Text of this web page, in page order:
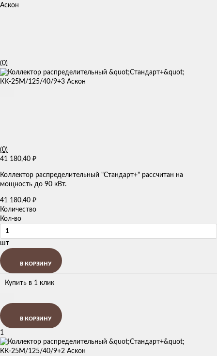
Аскон
(0)
(0)
41 180,40 ₽
Коллектор распределительный "Стандарт+" рассчитан на
мощность до 90 кВт.
41 180,40 ₽
Количество
Кол-во
шт
В КОРЗИНУ
Купить в 1 клик
В КОРЗИНУ
1